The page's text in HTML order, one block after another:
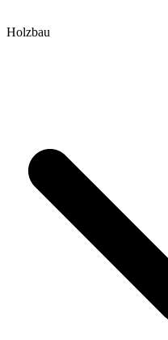
Holzbau